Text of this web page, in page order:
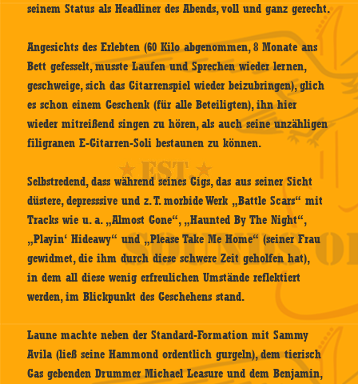
seinem Status als Headliner des Abends, voll und ganz gerecht.
Angesichts des Erlebten (60 Kilo abgenommen, 8 Monate ans
Bett gefesselt, musste Laufen und Sprechen wieder lernen,
geschweige, sich das Gitarrenspiel wieder beizubringen), glich
es schon einem Geschenk (für alle Beteiligten), ihn hier
wieder mitreißend singen zu hören, als auch seine unzähligen
filigranen E-Gitarren-Soli bestaunen zu können.
Selbstredend, dass während seines Gigs, das aus seiner Sicht
düstere, depresssive und z. T. morbide Werk „Battle Scars“ mit
Tracks wie u. a. „Almost Gone“, „Haunted By The Night“,
„Playin‘ Hideawy“ und „Please Take Me Home“ (seiner Frau
gewidmet, die ihm durch diese schwere Zeit geholfen hat),
in dem all diese wenig erfreulichen Umstände reflektiert
werden, im Blickpunkt des Geschehens stand.
Laune machte neben der Standard-Formation mit Sammy
Avila (ließ seine Hammond ordentlich gurgeln), dem tierisch
Gas gebenden Drummer Michael Leasure und dem Benjamin,